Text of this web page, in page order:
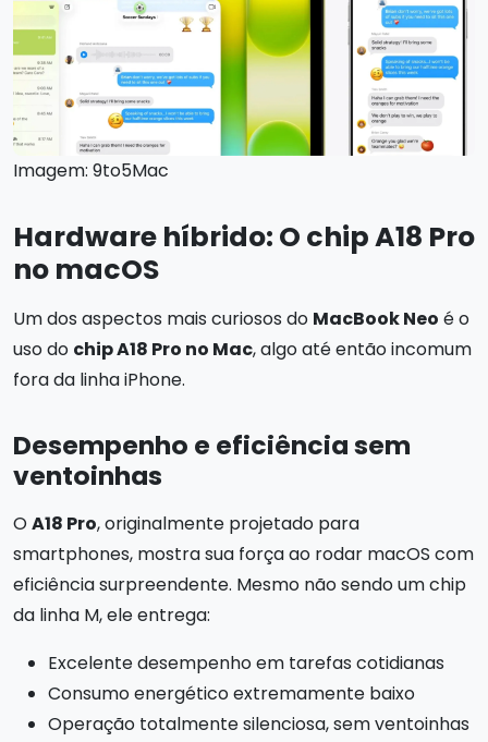
Imagem: 9to5Mac
Hardware híbrido: O chip A18 Pro
no macOS
Um dos aspectos mais curiosos do MacBook Neo é o
uso do chip A18 Pro no Mac, algo até então incomum
fora da linha iPhone.
Desempenho e eficiência sem
ventoinhas
OA18 Pro, originalmente projetado para
smartphones, mostra sua força ao rodar macOS com
eficiência surpreendente. Mesmo não sendo um chip
da linha M, ele entrega:
Excelente desempenho em tarefas cotidianas
Consumo energético extremamente baixo
Operação totalmente silenciosa, sem ventoinhas